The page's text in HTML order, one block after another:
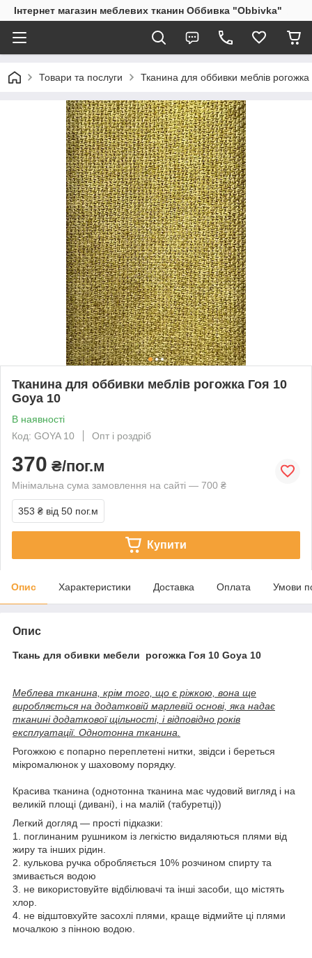
Інтернет магазин меблевих тканин Оббивка "Obbivka"
Товари та послуги Тканина для оббивки меблів рогожка
Тканина для оббивки меблів рогожка Гоя 10
Goya 10
В наявності
Код: GOYA 10
Опт і роздріб
370 ₴/пог.м
Мінімальна сума замовлення на сайті — 700 ₴
353 ₴ від 50 пог.м
Купити
Опис Характеристики Доставка Оплата Умови
Опис
Ткань для обивки мебели рогожка Гоя 10 Goya 10
Меблева тканина, крім того, що є ріжкою, вона ще
виробляється на додатковій марлевій основі, яка надає
тканині додаткової щільності, і відповідно років
експлуатації. Однотонна тканина.
Рогожкою є попарно переплетені нитки, звідси і береться
мікромалюнок у шаховому порядку.
Красива тканина (однотонна тканина має чудовий вигляд і на
великій площі (дивані), і на малій (табуретці))
Легкий догляд — прості підказки:
1. поглинаним рушником із легкістю видаляються плями від
жиру та інших рідин.
2. кулькова ручка обробляється 10% розчином спирту та
змивається водою
3. не використовуйте відбілювачі та інші засоби, що містять
хлор.
4. не відштовхуйте засохлі плями, краще відмийте ці плями
мочалкою з пінною водою.